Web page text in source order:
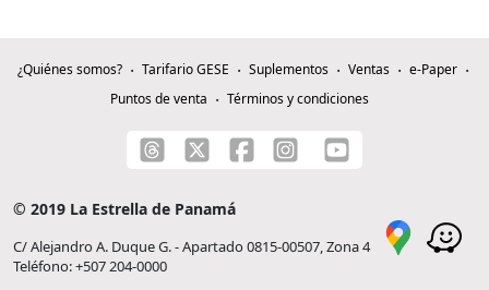
¿Quiénes somos? Tarifario GESE Suplementos Ventas
e-Paper
Puntos de venta
Términos y condiciones
© 2019 La Estrella de Panamá
C/ Alejandro A. Duque G. - Apartado 0815-00507, Zona 4
Teléfono: +507 204-0000